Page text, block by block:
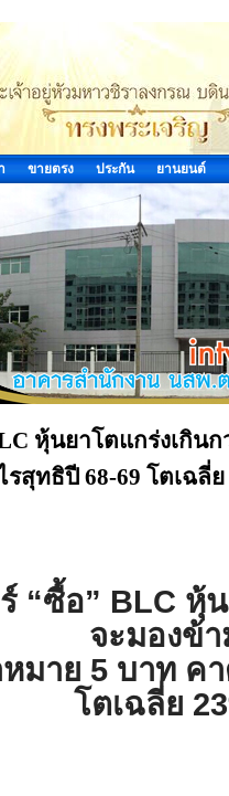
ขายตรง ประกัน ยานยนต์
หุ้นยาโตแกร่งเกิน
สุทธิปี 68-69 โตเฉลี่ย
“ซื้อ” BLC หุ้
จะมองข้
มาย 5 บาท ค
โตเฉลี่ย